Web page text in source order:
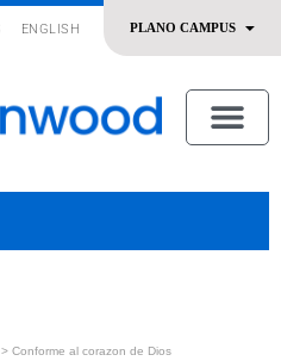
ENGLISH
Conforme al corazon de Dios